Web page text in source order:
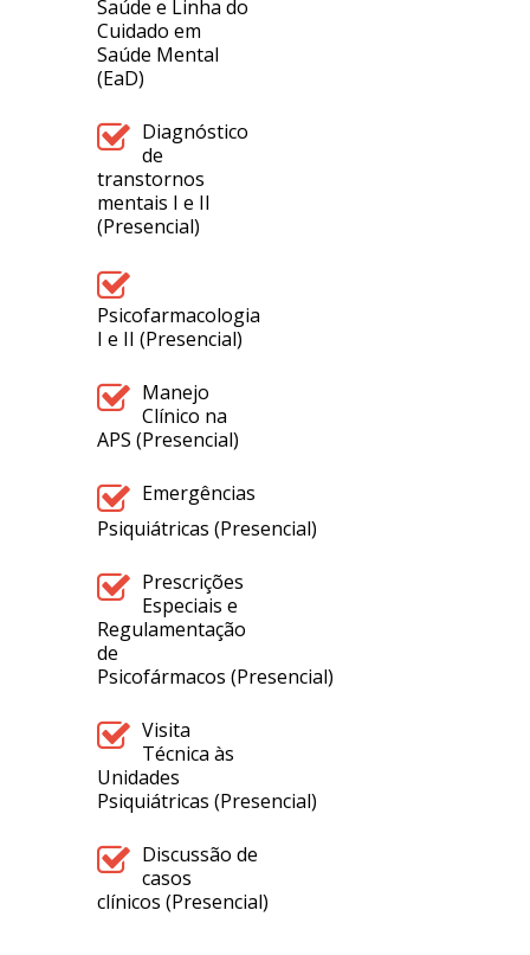
Saúde e Linha do
Cuidado em
Saúde Mental
(EaD)
Diagnóstico
de
transtornos
mentais I e II
(Presencial)
Psicofarmacologia
I e II (Presencial)
Manejo
Clínico na
APS (Presencial)
Emergências
Psiquiátricas (Presencial)
Prescrições
Especiais e
Regulamentação
de
Psicofármacos (Presencial)
Visita
Técnica às
Unidades
Psiquiátricas (Presencial)
Discussão de
casos
clínicos (Presencial)